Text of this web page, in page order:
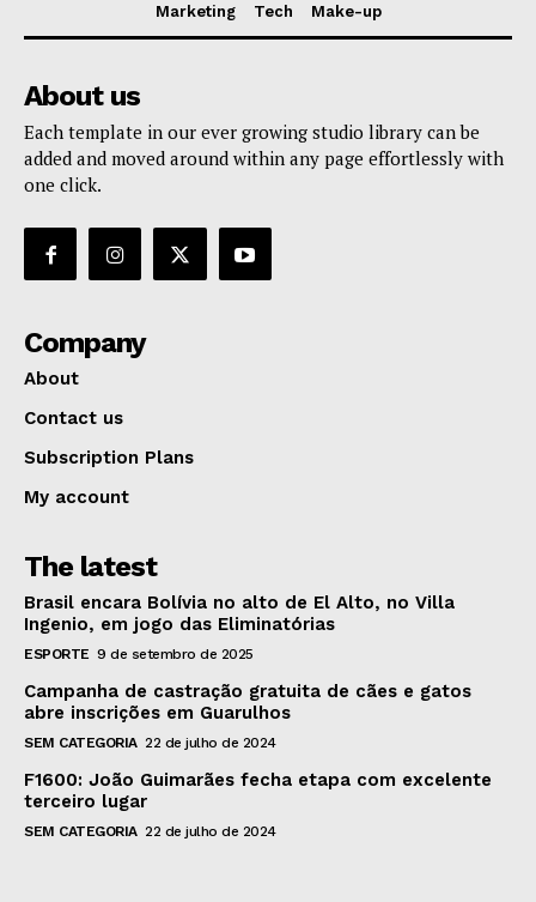
Marketing
Tech Make-up
About us
Each template in our ever growing studio library can be
added and moved around within any page effortlessly with
one click.
Company
About
Contact us
Subscription Plans
My account
The latest
Brasil encara Bolívia no alto de El Alto, no Villa
Ingenio, em jogo das Eliminatórias
ESPORTE 9 de setembro de 2025
Campanha de castração gratuita de cães e gatos
abre inscrições em Guarulhos
SEM CATEGORIA 22 de julho de 2024
F1600: João Guimarães fecha etapa com excelente
terceiro lugar
SEM CATEGORIA 22 de julho de 2024